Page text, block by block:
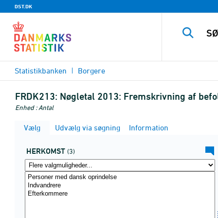
DST.DK
Statistikbanken Borgere
FRDK213: Nøgletal 2013: Fremskrivning af
Enhed : Antal
Vælg Udvælg via søgning Information
HERKOMST (3)